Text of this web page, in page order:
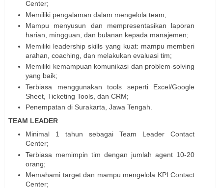
Center;
Memiliki pengalaman dalam mengelola team;
Mampu menyusun dan mempresentasikan laporan
harian, mingguan, dan bulanan kepada manajemen;
Memiliki leadership skills yang kuat: mampu memberi
arahan, coaching, dan melakukan evaluasi tim;
Memiliki kemampuan komunikasi dan problem-solving
yang baik;
Terbiasa menggunakan tools seperti Excel/Google
Sheet, Ticketing Tools, dan CRM;
Penempatan di Surakarta, Jawa Tengah.
TEAM LEADER
Minimal 1 tahun sebagai Team Leader Contact
Center;
Terbiasa memimpin tim dengan jumlah agent 10-20
orang;
Memahami target dan mampu mengelola KPI Contact
Center;